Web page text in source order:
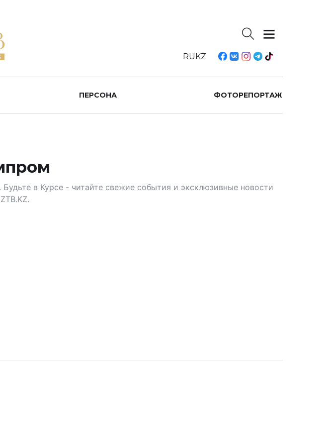
RUKZ
ПЕРСОНА ФОТОРЕПОРТАЖ
в Курсе - читайте свежие события и эксклюзивные новости